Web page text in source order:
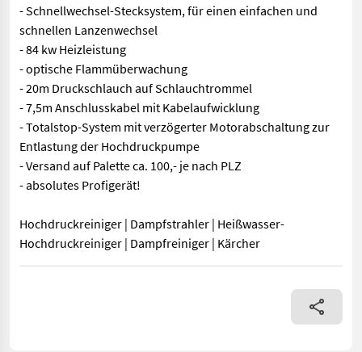
- Schnellwechsel-Stecksystem, für einen einfachen und
schnellen Lanzenwechsel
- 84 kw Heizleistung
- optische Flammüberwachung
- 20m Druckschlauch auf Schlauchtrommel
- 7,5m Anschlusskabel mit Kabelaufwicklung
- Totalstop-System mit verzögerter Motorabschaltung zur
Entlastung der Hochdruckpumpe
- Versand auf Palette ca. 100,- je nach PLZ
- absolutes Profigerät!
Hochdruckreiniger | Dampfstrahler | Heißwasser-
Hochdruckreiniger | Dampfreiniger | Kärcher
- ölbeheizt und mit Vollausstattung für maximalen Anspruch -